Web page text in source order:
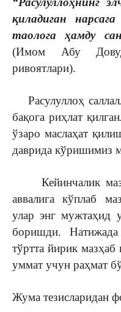
қиладиган
таолога ҳамду
(Имом Абу
ривоятлари).
Расулуллоҳ
бақога риҳлат
ўзаро маслаҳат
даврида кўришимиз
Кейинчалик
аввалига кўплаб
улар энг мужтаҳид
боришди.
тўртта йирик
уммат учун раҳмат
Жума тезисларидан